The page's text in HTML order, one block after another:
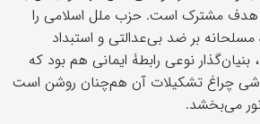
هدف مشترک است. حزب ملل اسلامی را
مسلحانه بر ضد بی‌عدالتی و استبداد
نوعی رابطۀ ایمانی هم بود که
چراغ تشکیلات آن هم‌چنان روشن است
می‌بخشد.